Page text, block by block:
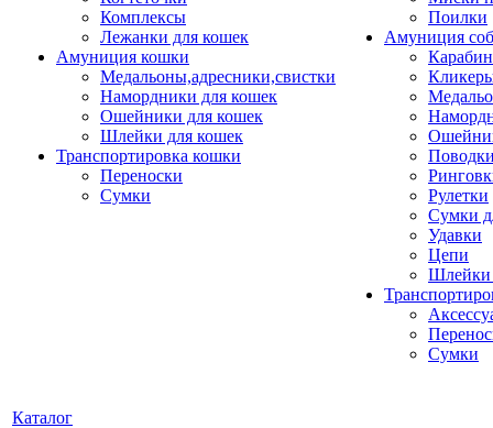
Комплексы
Лежанки для кошек
Амуниция кошки
Медальоны,адресники,свистки
Намордники для кошек
Ошейники для кошек
Шлейки для кошек
Транспортировка кошки
Переноски
Сумки
Поилки
Амуниция
Рулетки
Сумки
Удавки
Цепи
Шлейки
Сумки
Каталог